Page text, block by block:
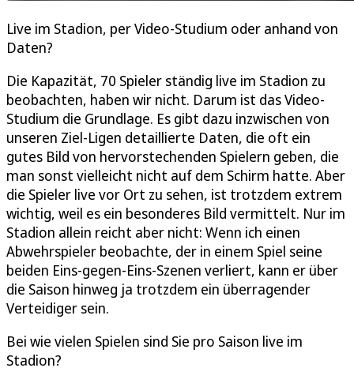
Live im Stadion, per Video-Studium oder anhand von
Daten?
Die Kapazität, 70 Spieler ständig live im Stadion zu
beobachten, haben wir nicht. Darum ist das Video-
Studium die Grundlage. Es gibt dazu inzwischen von
unseren Ziel-Ligen detaillierte Daten, die oft ein
gutes Bild von hervorstechenden Spielern geben, die
man sonst vielleicht nicht auf dem Schirm hatte. Aber
die Spieler live vor Ort zu sehen, ist trotzdem extrem
wichtig, weil es ein besonderes Bild vermittelt. Nur im
Stadion allein reicht aber nicht: Wenn ich einen
Abwehrspieler beobachte, der in einem Spiel seine
beiden Eins-gegen-Eins-Szenen verliert, kann er über
die Saison hinweg ja trotzdem ein überragender
Verteidiger sein.
Bei wie vielen Spielen sind Sie pro Saison live im
Stadion?